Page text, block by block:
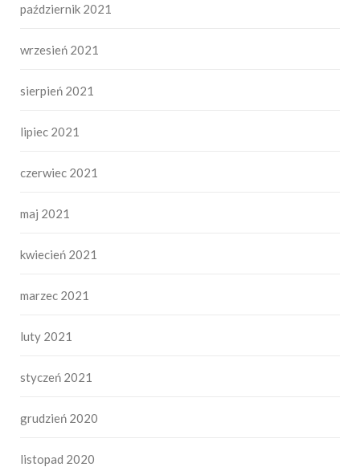
październik 2021
wrzesień 2021
sierpień 2021
lipiec 2021
czerwiec 2021
maj 2021
kwiecień 2021
marzec 2021
luty 2021
styczeń 2021
grudzień 2020
listopad 2020